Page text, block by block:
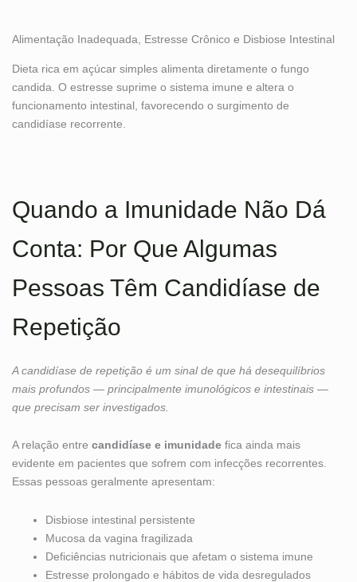
Alimentação Inadequada, Estresse Crônico e Disbiose Intestinal
Dieta rica em açúcar simples alimenta diretamente o fungo
candida. O estresse suprime o sistema imune e altera o
funcionamento intestinal, favorecendo o surgimento de
candidíase recorrente.
Quando a Imunidade Não Dá
Conta: Por Que Algumas
Pessoas Têm Candidíase de
Repetição
A candidíase de repetição é um sinal de que há desequilíbrios
mais profundos — principalmente imunológicos e intestinais —
que precisam ser investigados.
A relação entre candidíase e imunidade fica ainda mais
evidente em pacientes que sofrem com infecções recorrentes.
Essas pessoas geralmente apresentam:
Disbiose intestinal persistente
Mucosa da vagina fragilizada
Deficiências nutricionais que afetam o sistema imune
Estresse prolongado e hábitos de vida desregulados